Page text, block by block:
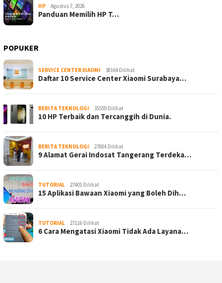
HP Agustus 7, 2026
Panduan Memilih HP T…
POPUKER
SERVICE CENTER XIAOMI 38164 Dilihat
Daftar 10 Service Center Xiaomi Surabaya…
BERITA TEKNOLOGI 35559 Dilihat
10 HP Terbaik dan Tercanggih di Dunia.
BERITA TEKNOLOGI 27884 Dilihat
9 Alamat Gerai Indosat Tangerang Terdeka…
TUTORIAL 27401 Dilihat
15 Aplikasi Bawaan Xiaomi yang Boleh Dih…
TUTORIAL 27116 Dilihat
6 Cara Mengatasi Xiaomi Tidak Ada Layana…